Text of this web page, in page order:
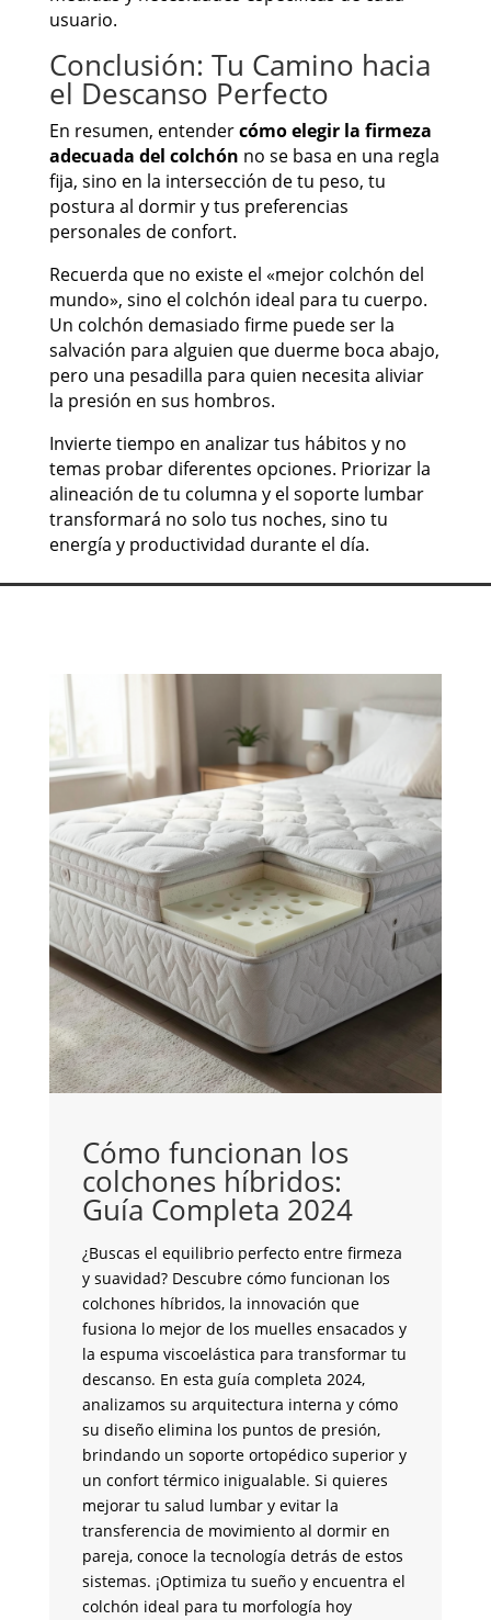
usuario.
Conclusión: Tu Camino hacia
el Descanso Perfecto
En resumen, entendercómo elegir la firmeza
adecuada del colchón no se basa en una regla
fija, sino en la intersección de tu peso, tu
postura al dormir y tus preferencias
personales de confort.
Recuerda que no existe el «mejor colchón del
mundo», sino el colchón ideal para tu cuerpo.
Un colchón demasiado firme puede ser la
salvación para alguien que duerme boca abajo,
pero una pesadilla para quien necesita aliviar
la presión en sus hombros.
Invierte tiempo en analizar tus hábitos y no
temas probar diferentes opciones. Priorizar la
alineación de tu columna y el soporte lumbar
transformará no solo tus noches, sino tu
energía y productividad durante el día.
Cómo funcionan los
colchones híbridos:
Guía Completa 2024
¿Buscas el equilibrio perfecto entre firmeza
y suavidad? Descubre cómo funcionan los
colchones híbridos, la innovación que
fusiona lo mejor de los muelles ensacados y
la espuma viscoelástica para transformar tu
descanso. En esta guía completa 2024,
analizamos su arquitectura interna y cómo
su diseño elimina los puntos de presión,
brindando un soporte ortopédico superior y
un confort térmico inigualable. Si quieres
mejorar tu salud lumbar y evitar la
transferencia de movimiento al dormir en
pareja, conoce la tecnología detrás de estos
sistemas. ¡Optimiza tu sueño y encuentra el
colchón ideal para tu morfología hoy